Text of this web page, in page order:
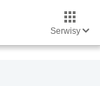
Serwisy